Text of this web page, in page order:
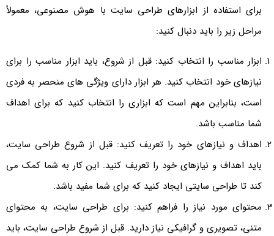
برای استفاده از ابزارهای طراحی سایت با هوش مصنوعی، معمولاً
مراحل زیر را باید دنبال کنید:
ابزار مناسب را انتخاب کنید: قبل از شروع، باید ابزار مناسب را برای
نیازهای خود انتخاب کنید. هر ابزار دارای ویژگی های منحصر به فردی
است، بنابراین مهم است که ابزاری را انتخاب کنید که برای اهداف
شما مناسب باشد.
اهداف و نیازهای خود را تعریف کنید: قبل از شروع طراحی سایت،
باید اهداف و نیازهای خود را تعریف کنید. این کار به شما کمک می
کند تا طراحی سایتی ایجاد کنید که برای شما مفید باشد.
محتوای مورد نیاز را فراهم کنید: برای طراحی سایت، به محتوای
متنی، تصویری و گرافیکی نیاز دارید. قبل از شروع طراحی سایت، باید